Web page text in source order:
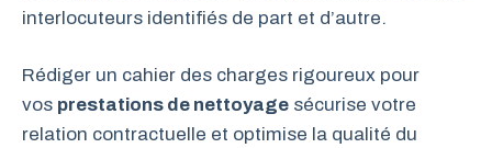
interlocuteurs identifiés de part et d’autre.
Rédiger un cahier des charges rigoureux pour
vos prestations de nettoyage sécurise votre
relation contractuelle et optimise la qualité du